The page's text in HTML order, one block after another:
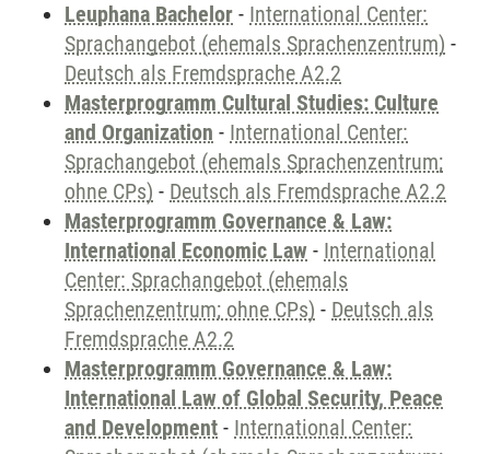
Leuphana Bachelor - International Center:
Sprachangebot (ehemals Sprachenzentrum) -
Deutsch als Fremdsprache A2.2
Masterprogramm Cultural Studies: Culture
and Organization - International Center:
Sprachangebot (ehemals Sprachenzentrum;
ohne CPs) - Deutsch als Fremdsprache A2.2
Masterprogramm Governance & Law:
International Economic Law - International
Center: Sprachangebot (ehemals
Sprachenzentrum; ohne CPs) - Deutsch als
Fremdsprache A2.2
Masterprogramm Governance & Law:
International Law of Global Security, Peace
and Development - International Center: